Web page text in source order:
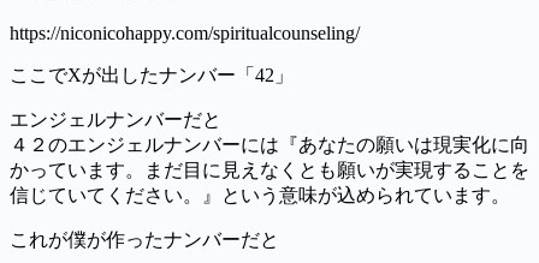
https://niconicohappy.com/spiritualcounseling/
ここでXが出したナンバー「42」
エンジェルナンバーだと
４２のエンジェルナンバーには『あなたの願いは現実化に向
かっています。まだ目に見えなくとも願いが実現することを
信じていてください。』という意味が込められています。
これが僕が作ったナンバーだと